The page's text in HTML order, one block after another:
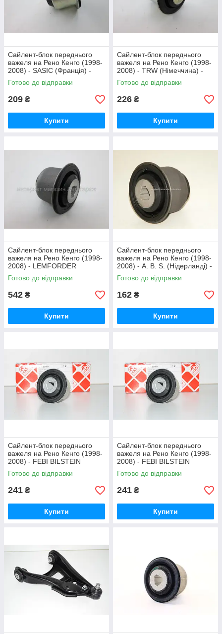
Сайлент-блок переднього
важеля на Рено Кенго (1998-
2008) - SASIC (Франція) -
4001540
Готово до відправки
209 ₴
Купити
Сайлент-блок переднього
важеля на Рено Кенго (1998-
2008) - TRW (Німеччина) -
JBU134
Готово до відправки
226 ₴
Купити
Сайлент-блок переднього
важеля на Рено Кенго (1998-
2008) - LEMFORDER
(Німеччина) - 2951601
Готово до відправки
542 ₴
Купити
Сайлент-блок переднього
важеля на Рено Кенго (1998-
2008) - A. B. S. (Нідерланді) -
270297
Готово до відправки
162 ₴
Купити
Сайлент-блок переднього
важеля на Рено Кенго (1998-
2008) - FEBI BILSTEIN
(Німеччина) 14949
Готово до відправки
241 ₴
Купити
Сайлент-блок переднього
важеля на Рено Кенго (1998-
2008) - FEBI BILSTEIN
(Німеччина) 14949
Готово до відправки
241 ₴
Купити